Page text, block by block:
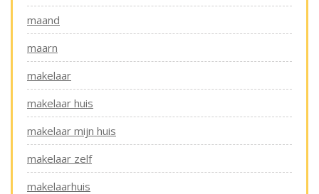
maand
maarn
makelaar
makelaar huis
makelaar mijn huis
makelaar zelf
makelaarhuis